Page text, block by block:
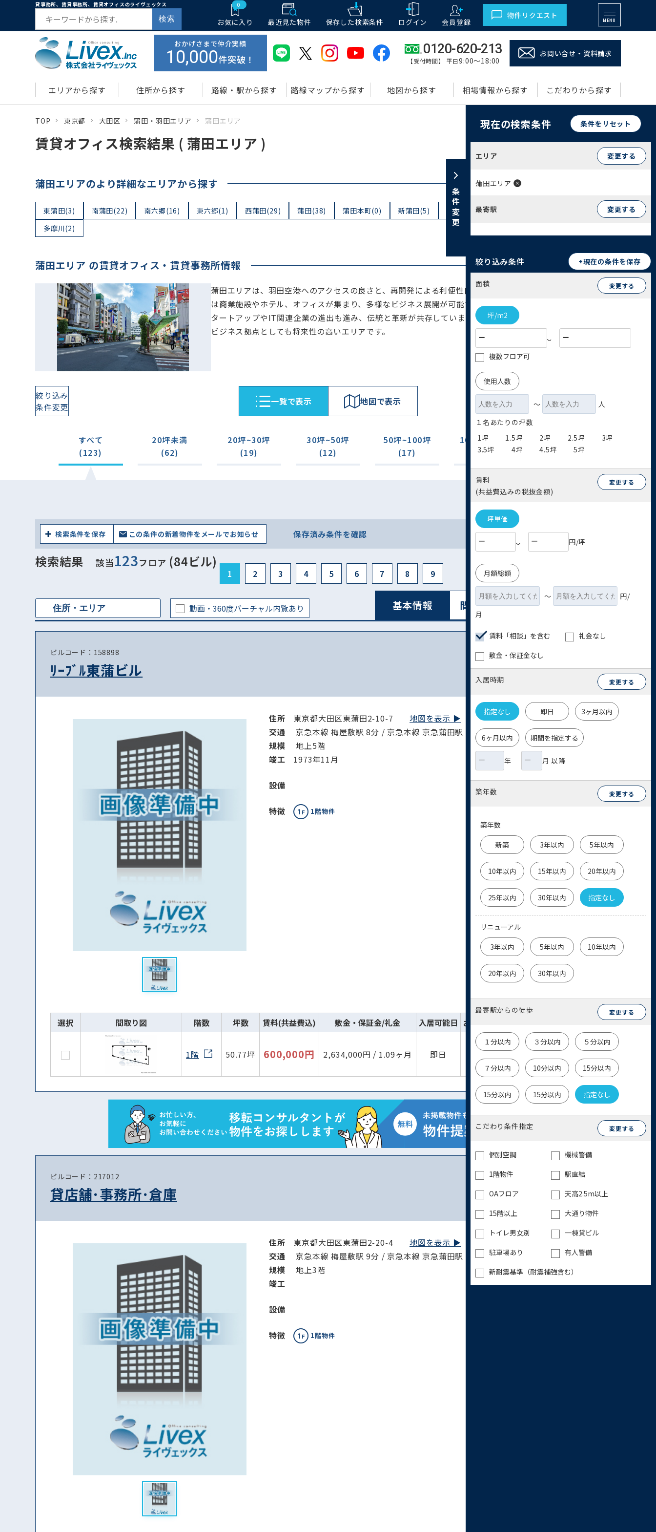
貸事務所、賃貸事務所、賃貸オフィスのライヴェックス
検索
0
お気に入り 最近見た物件 保存した検索条件 ログイン 会員登録
物件リクエスト
MENU
おかげさまで仲介実績
10,000件突破！
0120-620-213
【受付時間】 平日9:00～18:00
お問い合せ・資料請求
エリアから探す 住所から探す 路線・駅から探す 路線マップから探す 地図から探す 相場情報から探す こだわりから探す
TOP 東京都 大田区 蒲田・羽田エリア 蒲田エリア
条件変更
現在の検索条件 条件をリセット
エリア 変更する
蒲田エリア
最寄駅 変更する
絞り込み条件 +現在の条件を保存
面積 変更する
坪/m2
〜
複数フロア可
使用人数
〜
人
１名あたりの坪数
1坪
1.5坪 2坪 2.5坪
3坪
3.5坪
4坪 4.5坪 5坪
賃料
(共益費込みの税抜金額)
変更する
坪単価
〜 円/坪
月額総額
〜
円/
月
賃料「相談」を含む
礼金なし
敷金・保証金なし
入居時期 変更する
指定なし 即日 3ヶ月以内
6ヶ月以内 期間を指定する
年 月 以降
築年数 変更する
築年数
新築 3年以内 5年以内
10年以内 15年以内 20年以内
25年以内 30年以内 指定なし
リニューアル
3年以内 5年以内 10年以内
20年以内 30年以内
最寄駅からの徒歩 変更する
１分以内 ３分以内 ５分以内
７分以内 10分以内 15分以内
15分以内 15分以内 指定なし
こだわり条件指定 変更する
個別空調
機械警備
1階物件
駅直結
OAフロア
天高2.5m以上
15階以上
大通り物件
トイレ男女別
一棟貸ビル
駐車場あり
有人警備
新耐震基準（耐震補強含む）
から探す から探す
条件を絞り込む
賃貸オフィス検索結果 ( 蒲田エリア )
蒲田エリアのより詳細なエリアから探す
東蒲田(3) 南蒲田(22) 南六郷(16) 東六郷(1) 西蒲田(29) 蒲田(38) 蒲田本町(0) 新蒲田(5) 仲六郷(2) 西六郷(1)
多摩川(2)
蒲田エリア の賃貸オフィス・賃貸事務所情報
蒲田エリアは、羽田空港へのアクセスの良さと、再開発による利便性向上で注目されている地域です。駅周辺に
は商業施設やホテル、オフィスが集まり、多様なビジネス展開が可能です。昔ながらの町工場が残る一方で、ス
タートアップやIT関連企業の進出も進み、伝統と革新が共存しています。特に製造業やサービス業に加え、国際
ビジネス拠点としても将来性の高いエリアです。
絞り込み
条件変更
⼀覧で表⽰ 地図で表⽰
すべて
(123)
20坪未満
(62)
20坪~30坪
(19)
30坪~50坪
(12)
50坪~100坪
(17)
100坪~200坪
(8)
200坪以上
検索条件を保存 この条件の新着物件をメールでお知らせ 保存済み条件を確認
検索結果 該当123フロア (84ビル)
1 2 3 4 5 6 7 8 9
動画・360度バーチャル内覧あり 基本情報 間取り図表⽰ リスト表⽰
ビルコード：158898
ﾘｰﾌﾞﾙ東蒲ビル
住所 東京都大田区東蒲田2-10-7地図を表示 ▶︎
交通
京急本線 梅屋敷駅 8分 / 京急本線 京急蒲田駅 9分
規模
地上5階
竣⼯ 1973年11月
設備
特徴 1階物件
選択 間取り図 階数 坪数 賃料(共益費込) 敷金・保証金/礼金 入居可能日 お気に入り
1階 50.77坪 600,000円 2,634,000円 / 1.09ヶ月 即日
詳細を
見る
物件
お問い合わせ
ビルコード：217012
貸店舗･事務所･倉庫
住所 東京都大田区東蒲田2-20-4地図を表示 ▶︎
交通
京急本線 梅屋敷駅 9分 / 京急本線 京急蒲田駅 10分 / 京浜東北線 蒲田駅 17分
規模
地上3階
竣⼯
設備
特徴 1階物件